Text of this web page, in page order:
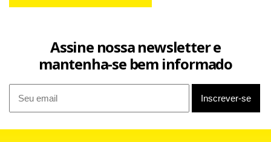
Assine nossa newsletter e
mantenha-se bem informado